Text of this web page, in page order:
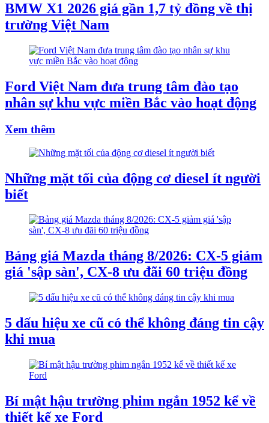
BMW X1 2026 giá gần 1,7 tỷ đồng về thị
trường Việt Nam
Ford Việt Nam đưa trung tâm đào tạo
nhân sự khu vực miền Bắc vào hoạt động
Xem thêm
Những mặt tối của động cơ diesel ít người
biết
Bảng giá Mazda tháng 8/2026: CX-5 giảm
giá 'sập sàn', CX-8 ưu đãi 60 triệu đồng
5 dấu hiệu xe cũ có thể không đáng tin cậy
khi mua
Bí mật hậu trường phim ngắn 1952 kể về
thiết kế xe Ford